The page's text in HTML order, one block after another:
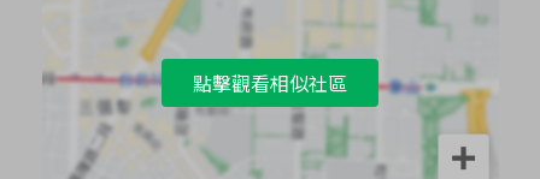
點擊觀看相似社區